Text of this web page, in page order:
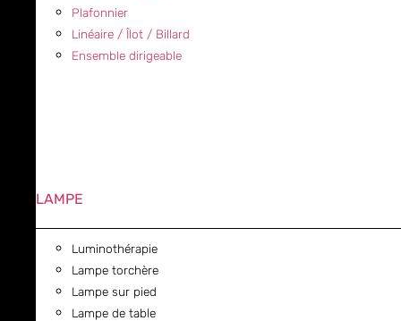
Plafonnier
Linéaire / Îlot / Billard
Ensemble dirigeable
LAMPE
Luminothérapie
Lampe torchère
Lampe sur pied
Lampe de table